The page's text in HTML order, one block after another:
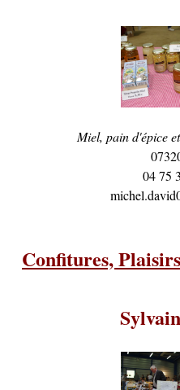
Miel, pain d'épice
04 75
Confitures,